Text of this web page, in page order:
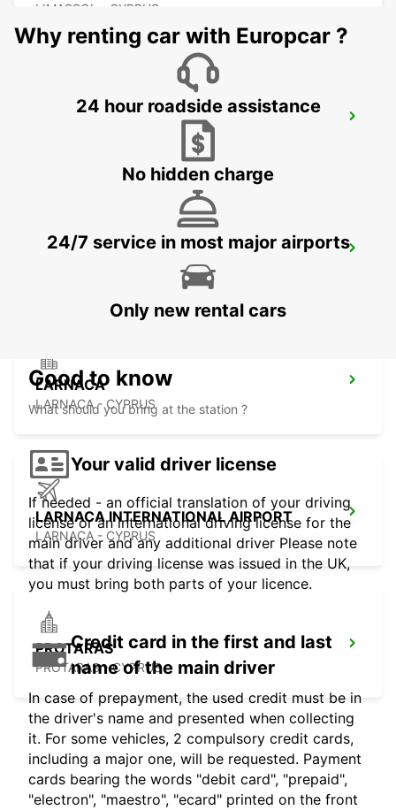
LIMASSOL - CYPRUS
NICOSIA
LARNACA
LARNACA - CYPRUS
LARNACA INTERNATIONAL AIRPORT
LARNACA - CYPRUS
PROTARAS
PROTARAS - CYPRUS
Why renting car with Europcar ?
24 hour roadside assistance
No hidden charge
24/7 service in most major airports
Only new rental cars
Good to know
What should you bring at the station ?
Your valid driver license
If needed - an official translation of your driving
license or an international driving license for the
main driver and any additional driver Please note
that if your driving license was issued in the UK,
you must bring both parts of your licence.
Credit card in the first and last
name of the main driver
In case of prepayment, the used credit must be in
the driver's name and presented when collecting
it. For some vehicles, 2 compulsory credit cards,
including a major one, will be requested. Payment
cards bearing the words "debit card", "prepaid",
"electron", "maestro", "ecard" printed on the front